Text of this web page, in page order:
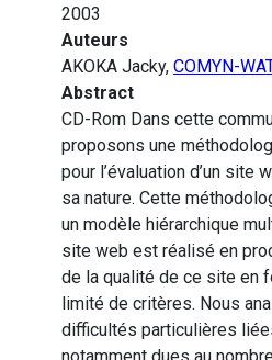
2003
Auteurs
AKOKA Jacky, COMYN-
Abstract
CD-Rom Dans cette
proposons une
pour l’évaluation d’un site
sa nature. Cette
un modèle hiérarchique
site web est réalisé en
de la qualité de ce site en
limité de critères. Nous
difficultés particulières